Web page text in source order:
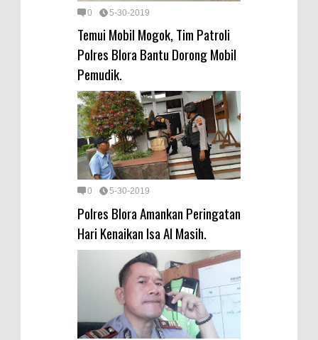
0 5-30-2019
Temui Mobil Mogok, Tim Patroli
Polres Blora Bantu Dorong Mobil
Pemudik.
0 5-30-2019
Polres Blora Amankan Peringatan
Hari Kenaikan Isa Al Masih.